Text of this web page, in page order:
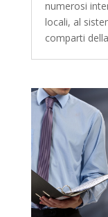
numerosi
locali, al
comparti